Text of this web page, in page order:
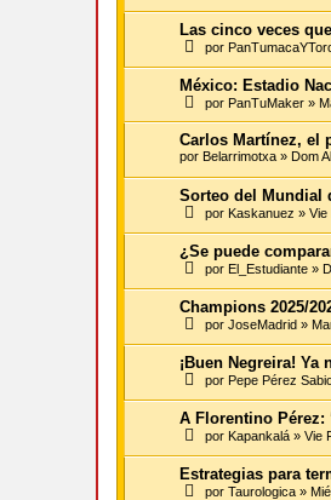
Las cinco veces
por
México: Estadio
por PanTuMaker »
Carlos Martínez, el
por Belarrimotxa » Dom
Sorteo del Mundial
por Kaskanuez » Vie
¿Se puede
por El_Estudiante »
Champions 2025/
por JoseMadrid »
¡Buen Negreira! Ya
por Pepe Pérez
A Florentino
por Kapankalá » Vie
Estrategias para
por Taurologica »